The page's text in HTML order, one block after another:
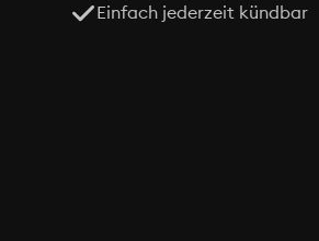
Einfach jederzeit kündbar